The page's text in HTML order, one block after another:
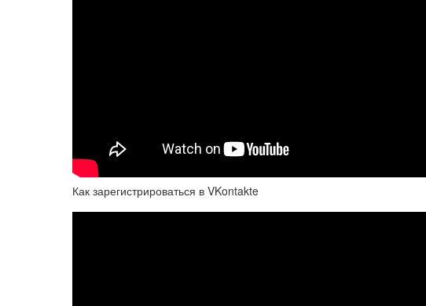
Как зарегистрироваться в VKontakte